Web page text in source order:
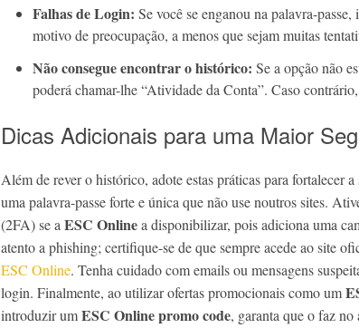
Falhas de Login: Se você se enganou na palavra-
motivo de preocupação, a menos que sejam muitas
Não consegue encontrar o histórico: Se a opção não
poderá chamar-lhe “Atividade da Conta”. Caso
Dicas Adicionais para uma Maior
Além de rever o histórico, adote estas práticas para fortalecer
uma palavra-passe forte e única que não use noutros sites.
(2FA) se a ESC Onlinea disponibilizar, pois adiciona uma
atento a phishing; certifique-se de que sempre acede ao site
ESC Online. Tenha cuidado com emails ou mensagens
login. Finalmente, ao utilizar ofertas promocionais como um
introduzir umESC Online promo code, garanta que o faz